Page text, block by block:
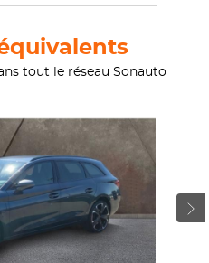
tout le réseau Sonauto